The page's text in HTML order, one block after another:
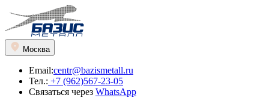
Москва
Email:centr@bazismetall.ru
Тел.: +7 (962)567-23-05
Связаться через WhatsApp